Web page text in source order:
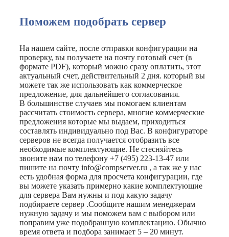
Поможем подобрать сервер
На нашем сайте, после отправки конфигурации на
проверку, вы получаете на почту готовый счет (в
формате PDF), который можно сразу оплатить, этот
актуальный счет, действительный 2 дня. который вы
можете так же использовать как коммерческое
предложение, для дальнейшего согласования.
В большинстве случаев мы помогаем клиентам
рассчитать стоимость сервера, многие коммерческие
предложения которые мы выдаем, приходиться
составлять индивидуально под Вас. В конфигураторе
серверов не всегда получается отобразить все
необходимые комплектующие. Не стесняйтесь
звоните нам по телефону +7 (495) 223-13-47 или
пишите на почту info@compserver.ru , а так же у нас
есть удобная форма для просчета конфигурации, где
вы можете указать примерно какие комплектующие
для сервера Вам нужны и под какую задачу
подбираете сервер .Сообщите нашим менеджерам
нужную задачу и мы поможем вам с выбором или
поправим уже подобранную комплектацию. Обычно
время ответа и подбора занимает 5 – 20 минут.